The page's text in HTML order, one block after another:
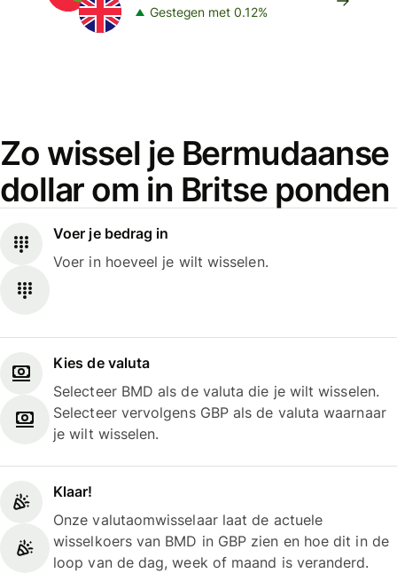
Gestegen met 0.12%
Zo wissel je Bermudaanse
dollar om in Britse ponden
Voer je bedrag in
Voer in hoeveel je wilt wisselen.
Kies de valuta
Selecteer BMD als de valuta die je wilt wisselen.
Selecteer vervolgens GBP als de valuta waarnaar
je wilt wisselen.
Klaar!
Onze valutaomwisselaar laat de actuele
wisselkoers van BMD in GBP zien en hoe dit in de
loop van de dag, week of maand is veranderd.